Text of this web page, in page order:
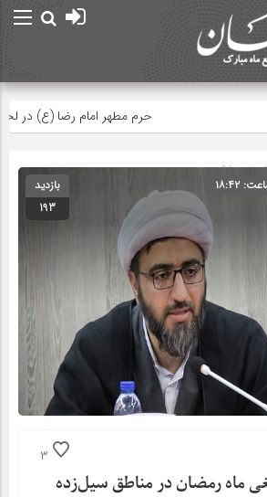
حرم مطهر امام رضا (ع) در لحظه
نشده
بازدید
193
3
ماه رمضان در مناطق سیل‌زده